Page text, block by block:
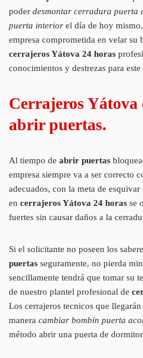
poder desmontar cerradura puerta
puerta interior el día de hoy
empresa comprometida en velar su
cerrajeros Yátova 24 horas
conocimientos y destrezas para
Cerrajeros Yátova
abrir puertas.
Al tiempo de abrir puertas
empresa siempre va a ser correcto
adecuados, con la meta de
en cerrajeros Yátova 24 horas se
fuertes sin causar daños a la
Si el solicitante no poseen los
puertas seguramente, no pierda
sencillamente tendrá que tomar su
de nuestro plantel profesional de
Los cerrajeros tecnicos que
manera cambiar bombín puerta
método abrir una puerta de